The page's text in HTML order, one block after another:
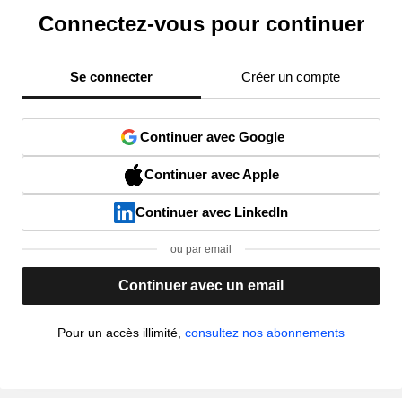
Connectez-vous pour continuer
Se connecter Créer un compte
Continuer avec Google
Continuer avec Apple
Continuer avec LinkedIn
ou par email
Continuer avec un email
Pour un accès illimité, consultez nos abonnements